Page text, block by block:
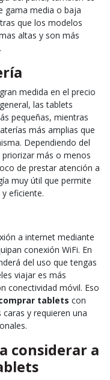
gama media o baja
que los modelos
altas y son más
medida en el precio
las tablets
pequeñas, mientras
más amplias que
Dependiendo del
más o menos
de prestar atención a
muy útil que permite
eficiente.
a internet mediante
conexión WiFi. En
del uso que tengas
viajar es más
conectividad móvil. Eso
tablets con
y requieren una
considerar a